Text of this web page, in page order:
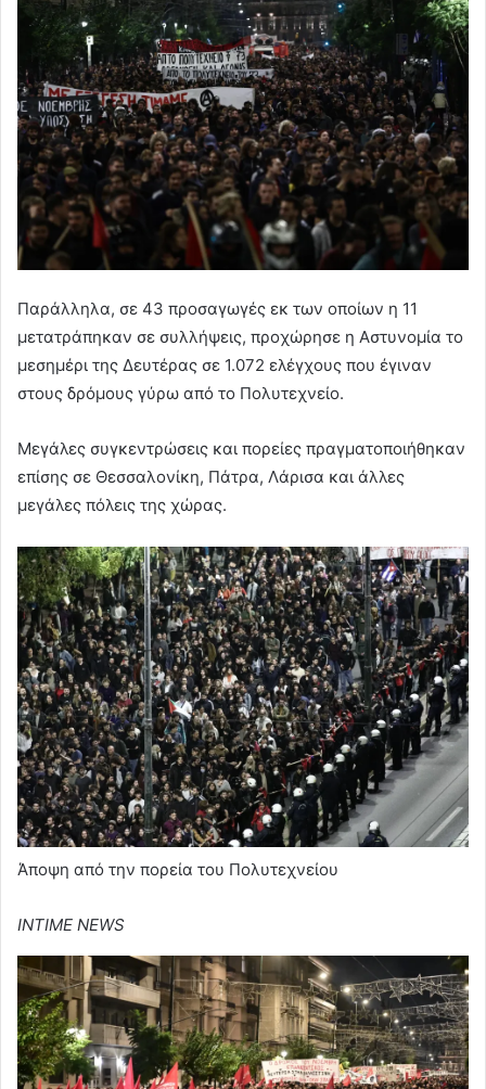
Παράλληλα, σε 43 προσαγωγές εκ των οποίων η 11
μετατράπηκαν σε συλλήψεις, προχώρησε η Αστυνομία το
μεσημέρι της Δευτέρας σε 1.072 ελέγχους που έγιναν
στους δρόμους γύρω από το Πολυτεχνείο.
Μεγάλες συγκεντρώσεις και πορείες πραγματοποιήθηκαν
επίσης σε Θεσσαλονίκη, Πάτρα, Λάρισα και άλλες
μεγάλες πόλεις της χώρας.
Άποψη από την πορεία του Πολυτεχνείου
INTIME NEWS